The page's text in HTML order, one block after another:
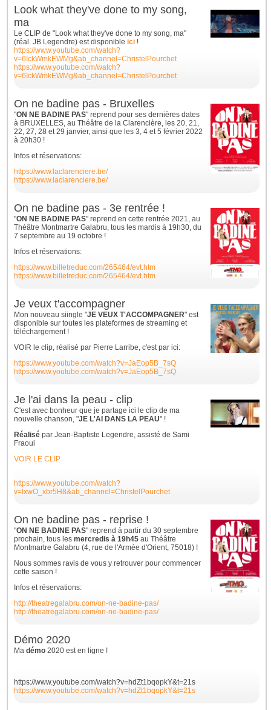
Look what they've done to my song,
ma
Le CLIP de "Look what they've done to my song, ma"
(réal. JB Legendre) est disponibleici !
https://www.youtube.com/watch?
v=6IckWmkEWMg&ab_channel=ChristelPourchet
https://www.youtube.com/watch?
v=6IckWmkEWMg&ab_channel=ChristelPourchet
On ne badine pas - Bruxelles
"ON NE BADINE PAS" reprend pour ses dernières dates
à BRUXELLES, au Théâtre de la Clarencière, les 20, 21,
22, 27, 28 et 29 janvier, ainsi que les 3, 4 et 5 février 2022
à 20h30 !
Infos et réservations:
https://www.laclarenciere.be/
https://www.laclarenciere.be/
On ne badine pas - 3e rentrée !
"ON NE BADINE PAS" reprend en cette rentrée 2021, au
Théâtre Montmartre Galabru, tous les mardis à 19h30, du
7 septembre au 19 octobre !
Infos et réservations:
https://www.billetreduc.com/265464/evt.htm
https://www.billetreduc.com/265464/evt.htm
Je veux t'accompagner
Mon nouveau siingle "JE VEUX T'ACCOMPAGNER" est
disponible sur toutes les plateformes de streaming et
téléchargement !
VOIR le clip, réalisé par Pierre Larribe, c'est par ici:
https://www.youtube.com/watch?v=JaEop5B_7sQ
https://www.youtube.com/watch?v=JaEop5B_7sQ
Je l'ai dans la peau - clip
C'est avec bonheur que je partage ici le clip de ma
nouvelle chanson, "JE L'AI DANS LA PEAU" !
Réalisé par Jean-Baptiste Legendre, assisté de Sami
Fraoui
VOIR LE CLIP
https://www.youtube.com/watch?
v=IxwO_xbr5H8&ab_channel=ChristelPourchet
On ne badine pas - reprise !
"ON NE BADINE PAS" reprend à partir du 30 septembre
prochain, tous lesmercredis à 19h45 au Théâtre
Montmartre Galabru (4, rue de l'Armée d'Orient, 75018) !
Nous sommes ravis de vous y retrouver pour commencer
cette saison !
Infos et réservations:
http://theatregalabru.com/on-ne-badine-pas/
http://theatregalabru.com/on-ne-badine-pas/
Démo 2020
Madémo 2020 est en ligne !
https://www.youtube.com/watch?v=hdZt1bqopkY&t=21s
https://www.youtube.com/watch?v=hdZt1bqopkY&t=21s